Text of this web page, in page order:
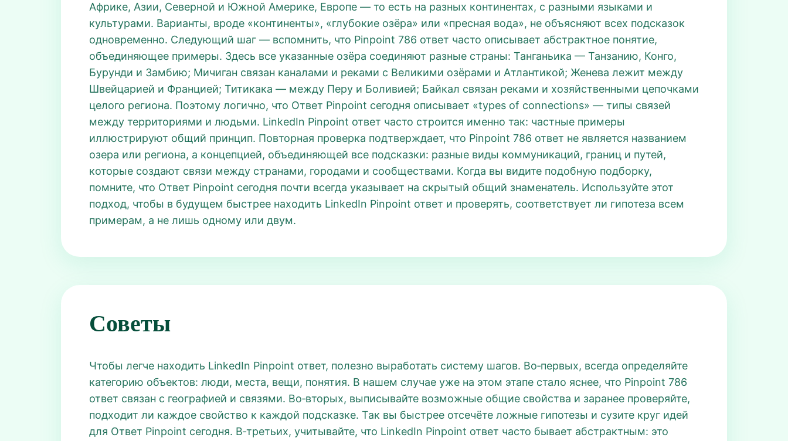
Африке, Азии, Северной и Южной Америке, Европе — то есть на разных континентах, с разными языками и
культурами. Варианты, вроде «континенты», «глубокие озёра» или «пресная вода», не объясняют всех подсказок
одновременно. Следующий шаг — вспомнить, что Pinpoint 786 ответ часто описывает абстрактное понятие,
объединяющее примеры. Здесь все указанные озёра соединяют разные страны: Танганьика — Танзанию, Конго,
Бурунди и Замбию; Мичиган связан каналами и реками с Великими озёрами и Атлантикой; Женева лежит между
Швейцарией и Францией; Титикака — между Перу и Боливией; Байкал связан реками и хозяйственными цепочками
целого региона. Поэтому логично, что Ответ Pinpoint сегодня описывает «types of connections» — типы связей
между территориями и людьми. LinkedIn Pinpoint ответ часто строится именно так: частные примеры
иллюстрируют общий принцип. Повторная проверка подтверждает, что Pinpoint 786 ответ не является названием
озера или региона, а концепцией, объединяющей все подсказки: разные виды коммуникаций, границ и путей,
которые создают связи между странами, городами и сообществами. Когда вы видите подобную подборку,
помните, что Ответ Pinpoint сегодня почти всегда указывает на скрытый общий знаменатель. Используйте этот
подход, чтобы в будущем быстрее находить LinkedIn Pinpoint ответ и проверять, соответствует ли гипотеза всем
примерам, а не лишь одному или двум.
Советы
Чтобы легче находить LinkedIn Pinpoint ответ, полезно выработать систему шагов. Во‑первых, всегда определяйте
категорию объектов: люди, места, вещи, понятия. В нашем случае уже на этом этапе стало яснее, что Pinpoint 786
ответ связан с географией и связями. Во‑вторых, выписывайте возможные общие свойства и заранее проверяйте,
подходит ли каждое свойство к каждой подсказке. Так вы быстрее отсечёте ложные гипотезы и сузите круг идей
для Ответ Pinpoint сегодня. В‑третьих, учитывайте, что LinkedIn Pinpoint ответ часто бывает абстрактным: это